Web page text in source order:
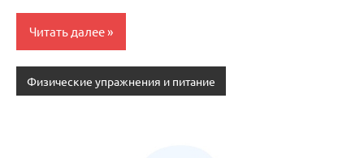
Читать далее
Физические упражнения и питание